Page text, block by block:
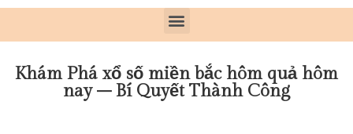
Khám Phá xổ số miền bắc hôm quả hôm
nay – Bí Quyết Thành Công